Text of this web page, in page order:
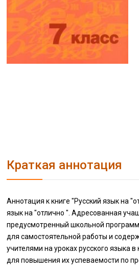
Краткая аннотация
Аннотация к книге "Русский язык на
язык на "отлично ". Адресованная
предусмотренный школьной
для самостоятельной работы и
учителями на уроках русского языка
для повышения их успеваемости по